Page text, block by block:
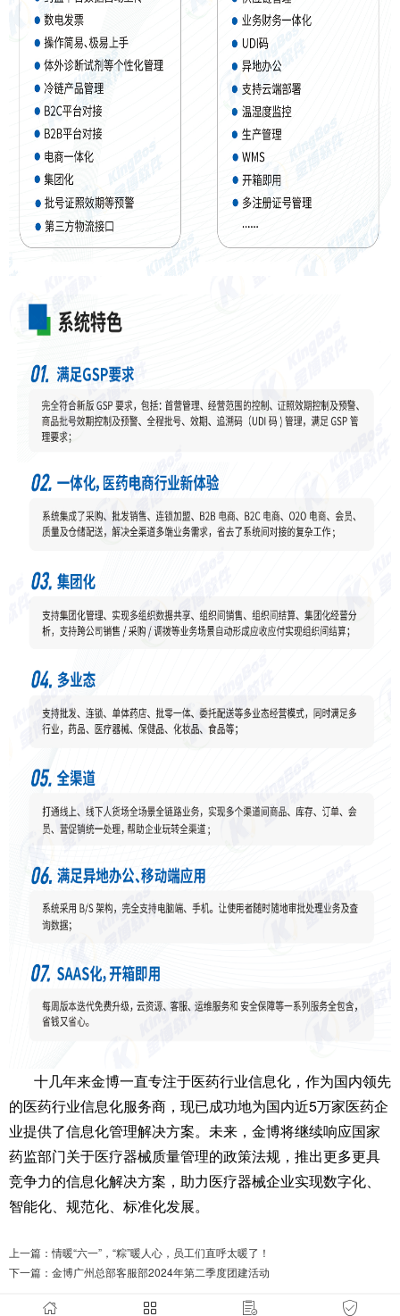
十几年来金博一直专注于医药行业信息化，作为国内领先
的医药行业信息化服务商，现已成功地为国内近5万家医药企
业提供了信息化管理解决方案。未来，金博将继续响应国家
药监部门关于医疗器械质量管理的政策法规，推出更多更具
竞争力的信息化解决方案，助力医疗器械企业实现数字化、
智能化、规范化、标准化发展。
上一篇：情暖“六一”，“粽”暖人心，员工们直呼太暖了！
下一篇： 金博广州总部客服部2024年第二季度团建活动